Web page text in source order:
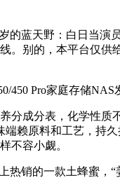
的蓝天野：白日当
别的，本平台仅
Pro家庭存储NAS
成分表，化学性质
赖原料和工艺，持
不容小觑。
的一款土蜂蜜，“